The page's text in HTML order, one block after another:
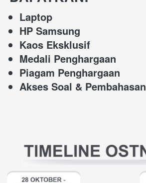
Laptop
HP Samsung
Kaos Eksklusif
Medali Penghargaan
Piagam Penghargaan
Akses Soal & Pembahasan